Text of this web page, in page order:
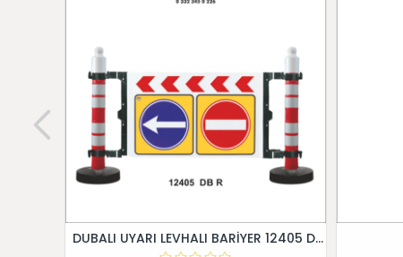
DUBALI UYARI LEVHALI BARİYER 12405 DB R